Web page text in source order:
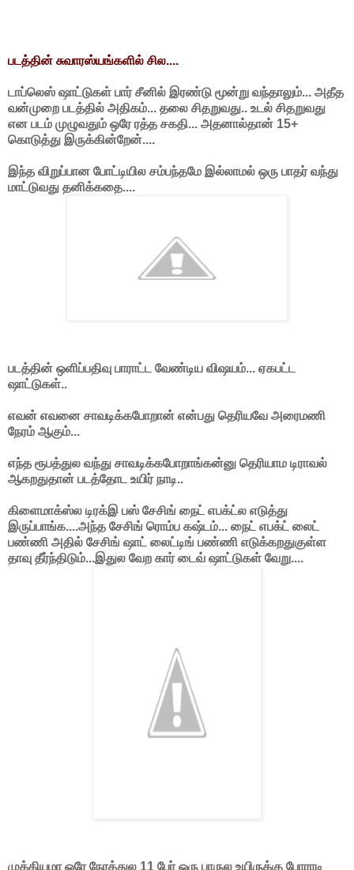
படத்தின் சுவாரஸ்யங்களில் சில....
டாப்லெஸ் ஷாட்டுகள் பார் சீனில் இரண்டு மூன்று வந்தாலும்... அதீத
வன்முறை படத்தில் அதிகம்... தலை சிதறுவது.. உடல் சிதறுவது
என படம் முழுவதும் ஒரே ரத்த சகதி... அதனால்தான் 15+
கொடுத்து இருக்கின்றேன்....
இந்த விறுப்பான போட்டியில சம்பந்தமே இல்லாமல் ஒரு பாதர் வந்து
மாட்டுவது தனிக்கதை....
படத்தின் ஒளிப்பதிவு பாராட்ட வேண்டிய விஷயம்... ஏகபட்ட
ஷாட்டுகள்..
எவன் எவனை சாவடிக்கபோறான் என்பது தெரியவே அரைமணி
நேரம் ஆகும்...
எந்த ரூபத்துல வந்து சாவடிக்கபோறாங்கன்னு தெரியாம டிராவல்
ஆகறதுதான் படத்தோட உயிர் நாடி..
கிளைமாக்ஸ்ல டிரக்இ பஸ் சேசிங் நைட் எபக்ட்ல எடுத்து
இருப்பாங்க....அந்த சேசிங் ரொம்ப கஷ்டம்... நைட் எபக்ட் லைட்
பண்ணி அதில் சேசிங் ஷாட் லைட்டிங் பண்ணி எடுக்கறதுகுள்ள
தாவு தீர்ந்திடும்...இதுல வேற கார் டைவ் ஷாட்டுகள் வேறு....
முக்கியமா ஒரே நேரத்துல 11 பேர் ஒரு பாருல உயிருக்கு போராடி